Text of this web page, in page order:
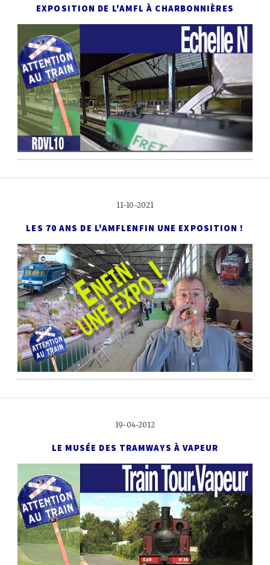
EXPOSITION DE L'AMFLÀ CHARBONNIÈRES
11-10-2021
LES 70 ANS DE L'AMFLENFIN UNE EXPOSITION !
19-04-2012
LE MUSÉE DES TRAMWAYS À VAPEUR